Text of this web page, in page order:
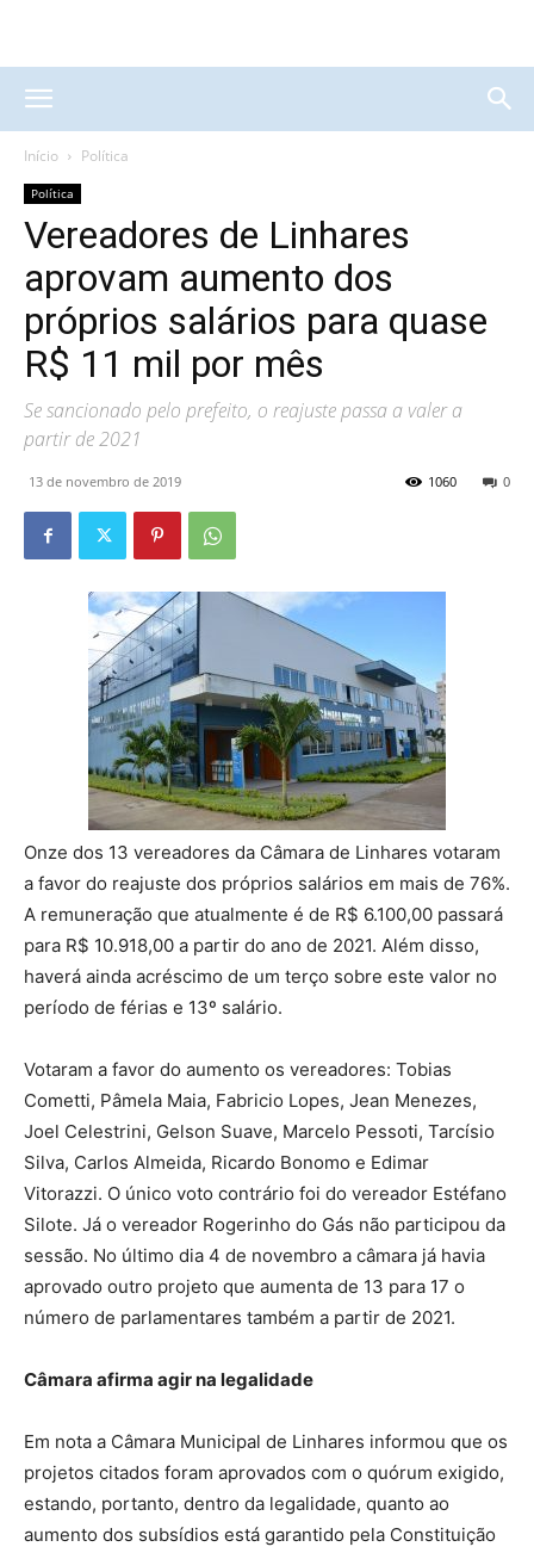
Início Política
Política
Vereadores de Linhares
aprovam aumento dos
próprios salários para quase
R$ 11 mil por mês
Se sancionado pelo prefeito, o reajuste passa a valer a
partir de 2021
13 de novembro de 2019 0
1060
Onze dos 13 vereadores da Câmara de Linhares votaram
a favor do reajuste dos próprios salários em mais de 76%.
A remuneração que atualmente é de R$ 6.100,00 passará
para R$ 10.918,00 a partir do ano de 2021. Além disso,
haverá ainda acréscimo de um terço sobre este valor no
período de férias e 13º salário.
Votaram a favor do aumento os vereadores: Tobias
Cometti, Pâmela Maia, Fabricio Lopes, Jean Menezes,
Joel Celestrini, Gelson Suave, Marcelo Pessoti, Tarcísio
Silva, Carlos Almeida, Ricardo Bonomo e Edimar
Vitorazzi. O único voto contrário foi do vereador Estéfano
Silote. Já o vereador Rogerinho do Gás não participou da
sessão. No último dia 4 de novembro a câmara já havia
aprovado outro projeto que aumenta de 13 para 17 o
número de parlamentares também a partir de 2021.
Câmara afirma agir na legalidade
Em nota a Câmara Municipal de Linhares informou que os
projetos citados foram aprovados com o quórum exigido,
estando, portanto, dentro da legalidade, quanto ao
aumento dos subsídios está garantido pela Constituição